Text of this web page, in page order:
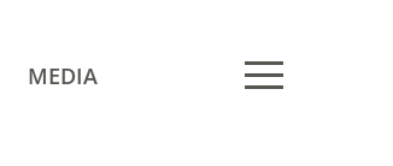
MEDIA